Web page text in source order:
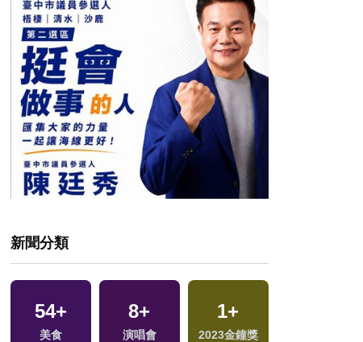
新聞分類
54+
美食
8+
演唱會
1+
2023金鐘獎